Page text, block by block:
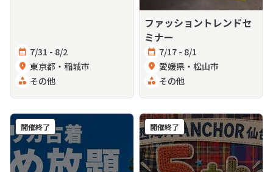
calendar_month 7/31 - 8/2
location_on 東京都・稲城市
category その他
ファッショントレンドセ
ミナー
calendar_month 7/17 - 8/1
location_on 愛媛県・松山市
category その他
開催終了 開催終了